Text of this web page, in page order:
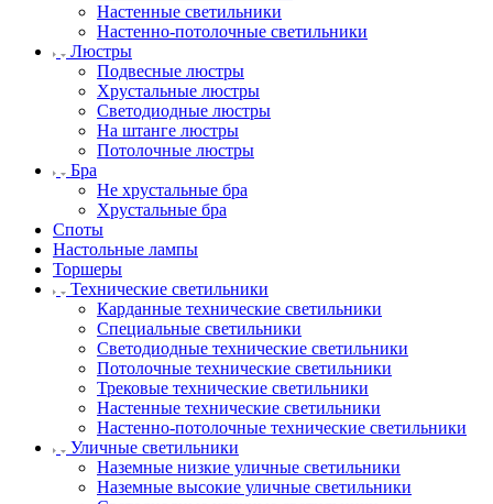
Настенные светильники
Настенно-потолочные светильники
Люстры
Подвесные люстры
Хрустальные люстры
Светодиодные люстры
На штанге люстры
Потолочные люстры
Бра
Не хрустальные бра
Хрустальные бра
Споты
Настольные лампы
Торшеры
Технические светильники
Карданные технические светильники
Специальные светильники
Светодиодные технические светильники
Потолочные технические светильники
Трековые технические светильники
Настенные технические светильники
Настенно-потолочные технические светильники
Уличные светильники
Наземные низкие уличные светильники
Наземные высокие уличные светильники